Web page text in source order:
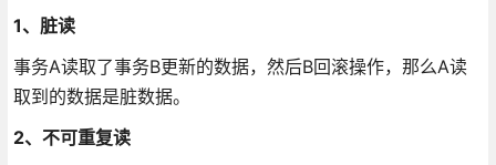
1、脏读
事务A读取了事务B更新的数据，然后B回滚操作，那么A读
取到的数据是脏数据。
2、不可重复读